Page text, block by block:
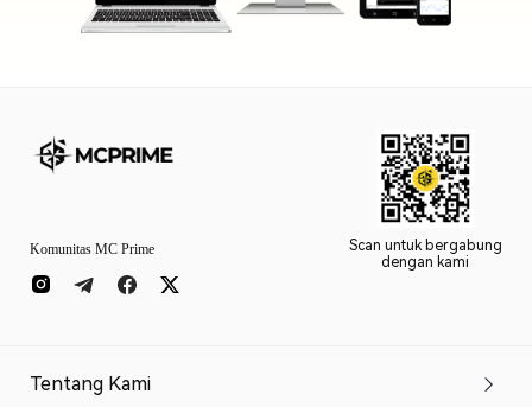
Komunitas MC Prime
Scan untuk bergabung
dengan kami
Tentang Kami